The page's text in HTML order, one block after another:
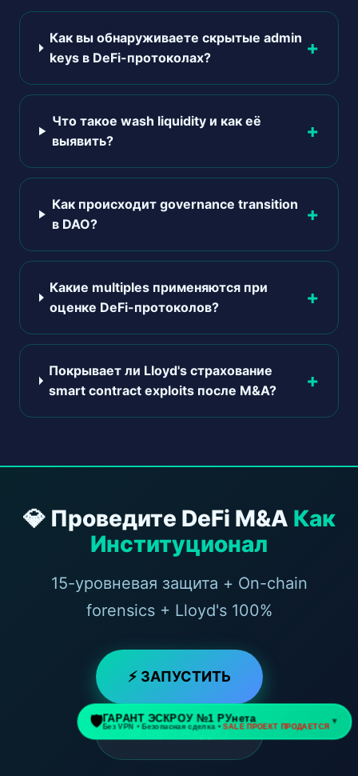
Как вы обнаруживаете скрытые admin
keys в DeFi-протоколах?
Что такое wash liquidity и как её
выявить?
Как происходит governance transition
в DAO?
Какие multiples применяются при
оценке DeFi-протоколов?
Покрывает ли Lloyd's страхование
smart contract exploits после M&A?
💎 Проведите DeFi M&A Как
Институционал
15-уровневая защита + On-chain
forensics + Lloyd's 100%
⚡ ЗАПУСТИТЬ
📊 DeFi АУДИТ